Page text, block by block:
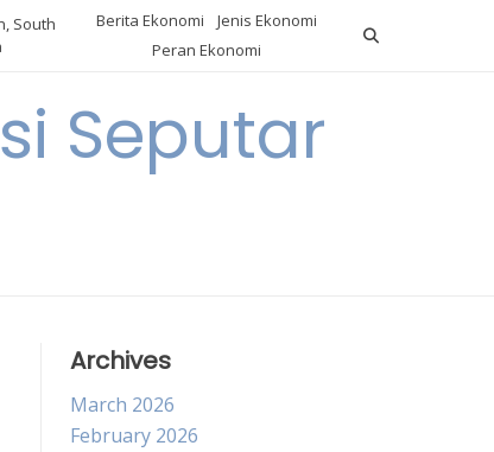
South
Berita Ekonomi
Jenis Ekonomi
Peran Ekonomi
Seputar
Archives
March 2026
February 2026